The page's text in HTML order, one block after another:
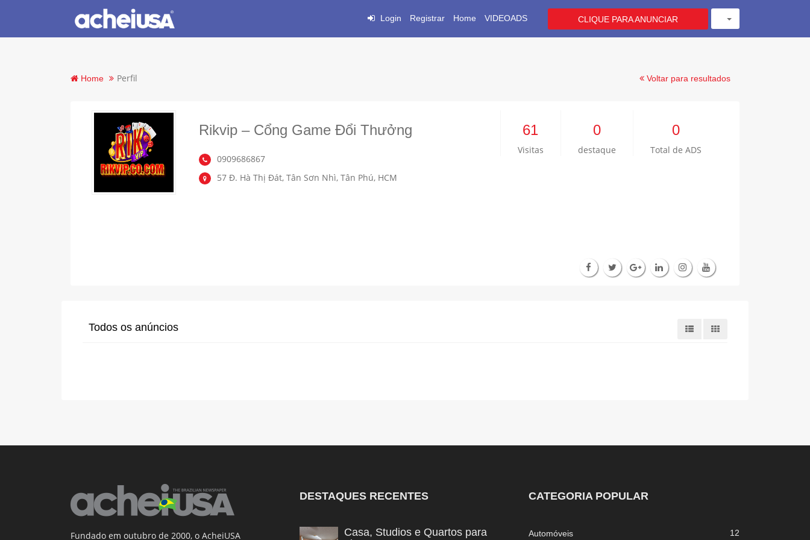
Login Registrar Home VIDEOADS CLIQUE PARA ANUNCIAR
Home Perfil Voltar para resultados
Rikvip – Cổng Game Đổi Thưởng
0909686867
57 Đ. Hà Thị Đát, Tân Sơn Nhì, Tân Phú, HCM
61
Visitas
0
destaque
0
Total de ADS
Todos os anúncios
Fundado em outubro de 2000, o AcheiUSA
DESTAQUES RECENTES
Casa, Studios e Quartos para
CATEGORIA POPULAR
Automóveis 12